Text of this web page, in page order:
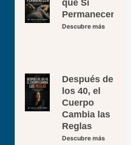
que Sí
Permanecen
Descubre más
Después de
los 40, el
Cuerpo
Cambia las
Reglas
Descubre más